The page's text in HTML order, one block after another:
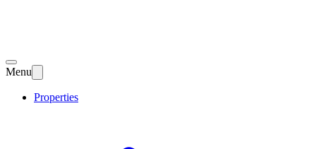
Menu
Properties